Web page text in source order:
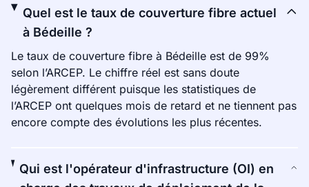
Quel est le taux de couverture fibre actuel
à Bédeille ?
Le taux de couverture fibre à Bédeille est de 99%
selon l’ARCEP. Le chiffre réel est sans doute
légèrement différent puisque les statistiques de
l’ARCEP ont quelques mois de retard et ne tiennent pas
encore compte des évolutions les plus récentes.
Qui est l'opérateur d'infrastructure (OI) en